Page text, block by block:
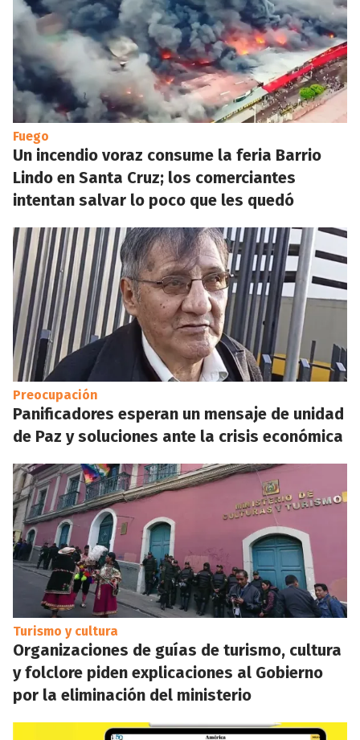
Fuego
Un incendio voraz consume la feria Barrio
Lindo en Santa Cruz; los comerciantes
intentan salvar lo poco que les quedó
Preocupación
Panificadores esperan un mensaje de unidad
de Paz y soluciones ante la crisis económica
Turismo y cultura
Organizaciones de guías de turismo, cultura
y folclore piden explicaciones al Gobierno
por la eliminación del ministerio